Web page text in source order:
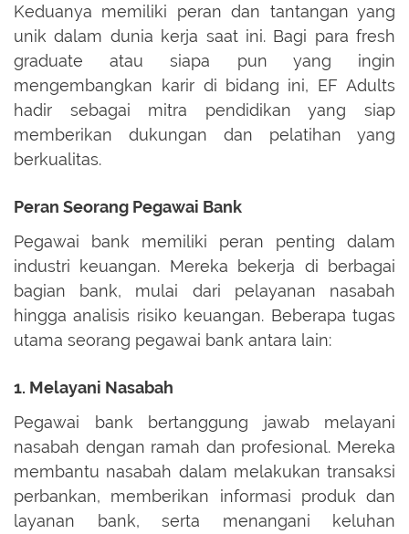
Keduanya memiliki peran dan tantangan yang
unik dalam dunia kerja saat ini. Bagi para fresh
graduate atau siapa pun yang ingin
mengembangkan karir di bidang ini, EF Adults
hadir sebagai mitra pendidikan yang siap
memberikan dukungan dan pelatihan yang
berkualitas.
Peran Seorang Pegawai Bank
Pegawai bank memiliki peran penting dalam
industri keuangan. Mereka bekerja di berbagai
bagian bank, mulai dari pelayanan nasabah
hingga analisis risiko keuangan. Beberapa tugas
utama seorang pegawai bank antara lain:
1. Melayani Nasabah
Pegawai bank bertanggung jawab melayani
nasabah dengan ramah dan profesional. Mereka
membantu nasabah dalam melakukan transaksi
perbankan, memberikan informasi produk dan
layanan bank, serta menangani keluhan